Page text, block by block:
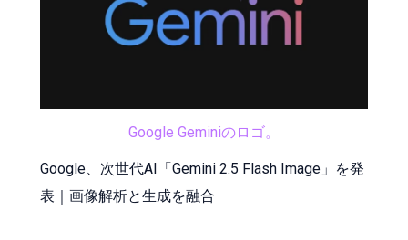
Google Geminiのロゴ。
Google、次世代AI「Gemini 2.5 Flash Image」を発
表｜画像解析と生成を融合